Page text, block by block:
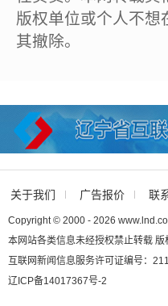
版权单位或个人不想
其撤除。
关于我们 广告报价 联
Copyright © 2000 - 2026
本网站各类信息未经授权禁止转载
互联网新闻信息服务许可证编号：
辽ICP备14017367号-2